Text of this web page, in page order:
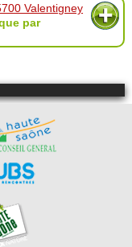
Valentigney
par